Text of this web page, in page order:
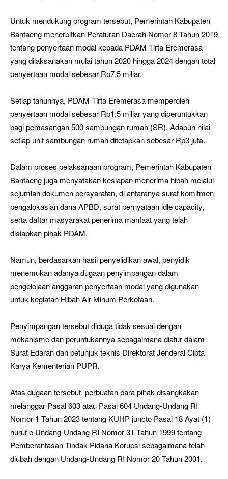
Untuk mendukung program tersebut, Pemerintah Kabupaten
Bantaeng menerbitkan Peraturan Daerah Nomor 8 Tahun 2019
tentang penyertaan modal kepada PDAM Tirta Eremerasa
yang dilaksanakan mulai tahun 2020 hingga 2024 dengan total
penyertaan modal sebesar Rp7,5 miliar.
Setiap tahunnya, PDAM Tirta Eremerasa memperoleh
penyertaan modal sebesar Rp1,5 miliar yang diperuntukkan
bagi pemasangan 500 sambungan rumah (SR). Adapun nilai
setiap unit sambungan rumah ditetapkan sebesar Rp3 juta.
Dalam proses pelaksanaan program, Pemerintah Kabupaten
Bantaeng juga menyatakan kesiapan menerima hibah melalui
sejumlah dokumen persyaratan, di antaranya surat komitmen
pengalokasian dana APBD, surat pernyataan idle capacity,
serta daftar masyarakat penerima manfaat yang telah
disiapkan pihak PDAM.
Namun, berdasarkan hasil penyelidikan awal, penyidik
menemukan adanya dugaan penyimpangan dalam
pengelolaan anggaran penyertaan modal yang digunakan
untuk kegiatan Hibah Air Minum Perkotaan.
Penyimpangan tersebut diduga tidak sesuai dengan
mekanisme dan peruntukannya sebagaimana diatur dalam
Surat Edaran dan petunjuk teknis Direktorat Jenderal Cipta
Karya Kementerian PUPR.
Atas dugaan tersebut, perbuatan para pihak disangkakan
melanggar Pasal 603 atau Pasal 604 Undang-Undang RI
Nomor 1 Tahun 2023 tentang KUHP juncto Pasal 18 Ayat (1)
huruf b Undang-Undang RI Nomor 31 Tahun 1999 tentang
Pemberantasan Tindak Pidana Korupsi sebagaimana telah
diubah dengan Undang-Undang RI Nomor 20 Tahun 2001.